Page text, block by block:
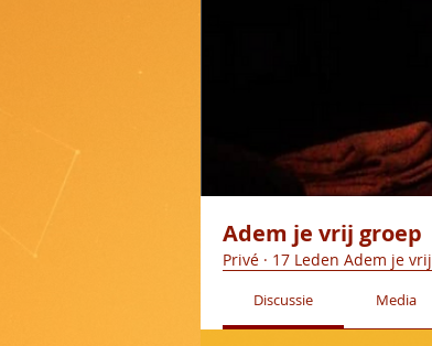
Adem je vrij groep
Privé · 17 Leden Adem je vrij
Discussie Media